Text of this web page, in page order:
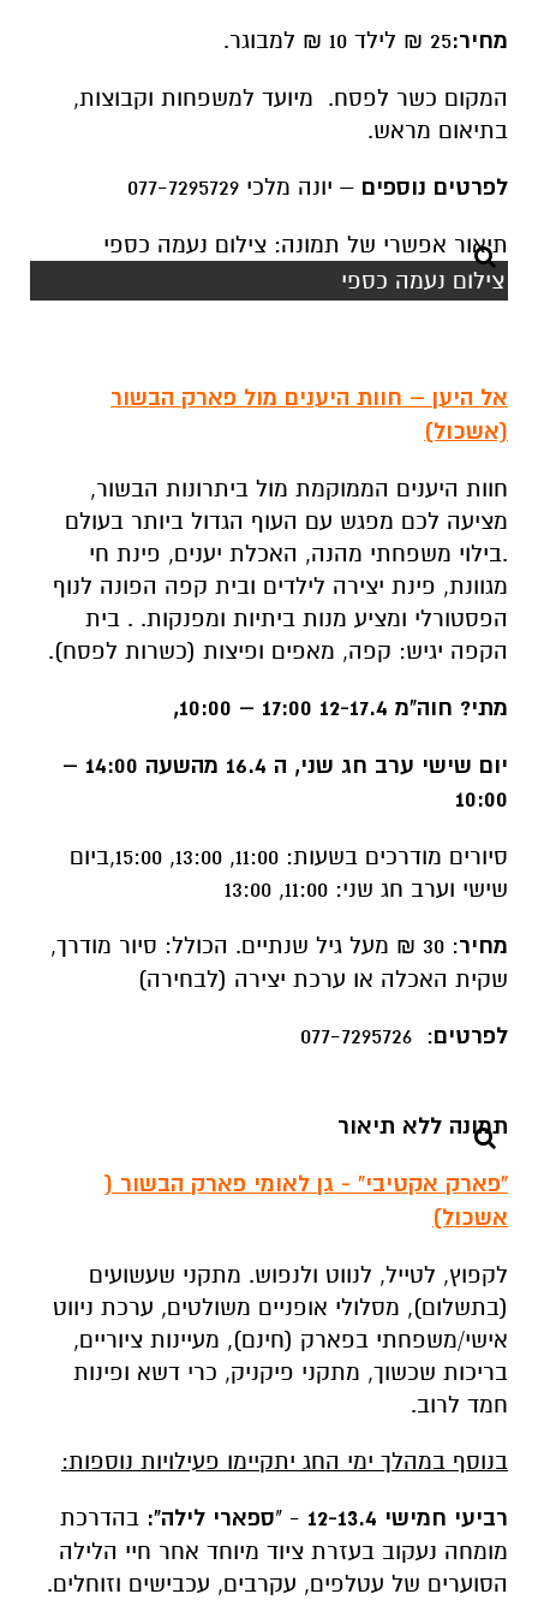
מחיר:25 ₪ לילד 10 ₪ למבוגר.
המקום כשר לפסח. מיועד למשפחות וקבוצות,
בתיאום מראש.
לפרטים נוספים – יונה מלכי 077-7295729
צילום נעמה כספי
אל היען – חוות היענים מול פארק הבשור
(אשכול)
חוות היענים הממוקמת מול ביתרונות הבשור,
מציעה לכם מפגש עם העוף הגדול ביותר בעולם
.בילוי משפחתי מהנה, האכלת יענים, פינת חי
מגוונת, פינת יצירה לילדים ובית קפה הפונה לנוף
הפסטורלי ומציע מנות ביתיות ומפנקות. . בית
הקפה יגיש: קפה, מאפים ופיצות (כשרות לפסח).
מתי? חוה"מ 12-17.4 17:00 – 10:00,
יום שישי ערב חג שני, ה 16.4 מהשעה 14:00 –
10:00
סיורים מודרכים בשעות: 11:00, 13:00, 15:00,ביום
שישי וערב חג שני: 11:00, 13:00
מחיר
: 30 ₪ מעל גיל שנתיים. הכולל: סיור מודרך,
שקית האכלה או ערכת יצירה (לבחירה)
לפרטים: 077-7295726
"פארק אקטיבי" - גן לאומי פארק הבשור (
אשכול)
לקפוץ, לטייל, לנווט ולנפוש. מתקני שעשועים
(בתשלום), מסלולי אופניים משולטים, ערכת ניווט
אישי/משפחתי בפארק (חינם), מעיינות ציוריים,
בריכות שכשוך, מתקני פיקניק, כרי דשא ופינות
חמד לרוב.
בנוסף במהלך ימי החג יתקיימו פעילויות נוספות:
רביעי חמישי 12-13.4 - "ספארי לילה": בהדרכת
מומחה נעקוב בעזרת ציוד מיוחד אחר חיי הלילה
הסוערים של עטלפים, עקרבים, עכבישים וזוחלים.